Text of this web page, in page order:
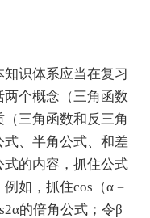
识体系应当在复习
个概念（三角函数
三角函数和反三角
、半角公式、和差
的内容，抓住公式
如，抓住cos（α－
的倍角公式；令β